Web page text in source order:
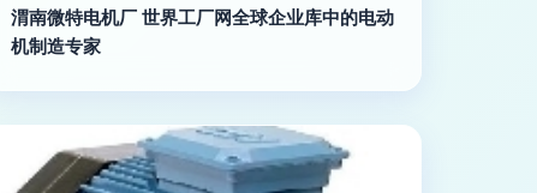
渭南微特电机厂 世界工厂网全球企业库中的电动
机制造专家